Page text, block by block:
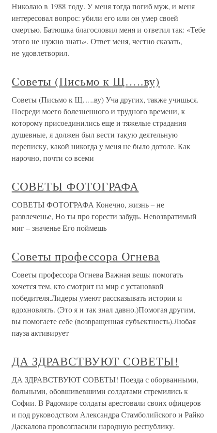
Николаю в 1988 году. У меня тогда погиб муж, и меня
интересовал вопрос: убили его или он умер своей
смертью. Батюшка благословил меня и ответил так: «Тебе
этого не нужно знать». Ответ меня, честно сказать,
не удовлетворил.
Советы (Письмо к Щ…..ву)
Советы (Письмо к Щ…..ву) Уча других, также учишься.
Посреди моего болезненного и трудного времени, к
которому присоединились еще и тяжелые страдания
душевные, я должен был вести такую деятельную
переписку, какой никогда у меня не было дотоле. Как
нарочно, почти со всеми
СОВЕТЫ ФОТОГРАФА
СОВЕТЫ ФОТОГРАФА Конечно, жизнь – не
развлеченье, Но ты про горести забудь. Невозвратимый
миг – значенье Его поймешь
Советы профессора Огнева
Советы профессора Огнева Важная вещь: помогать
хочется тем, кто смотрит на мир с установкой
победителя.Лидеры умеют рассказывать истории и
вдохновлять. (Это я и так знал давно.)Помогая другим,
вы помогаете себе (возвращенная субъектность).Любая
пауза активирует
ДА ЗДРАВСТВУЮТ СОВЕТЫ!
ДА ЗДРАВСТВУЮТ СОВЕТЫ! Поезда с оборванными,
больными, обовшивевшими солдатами стремились к
Софии. В Радомире солдаты арестовали своих офицеров
и под руководством Александра Стамболийского и Райко
Даскалова провозгласили народную республику.